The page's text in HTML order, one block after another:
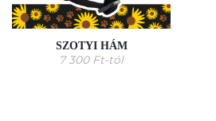
SZOTYI HÁM
7 300 Ft-tól